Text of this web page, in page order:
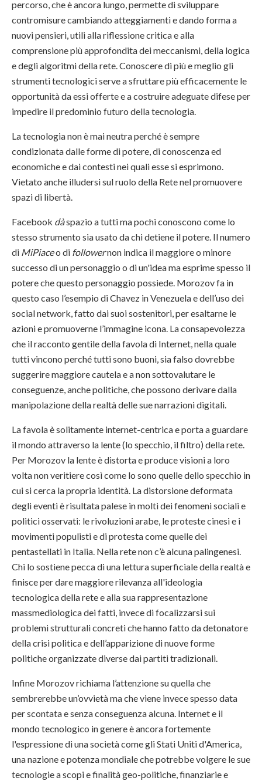
percorso, che è ancora lungo, permette di sviluppare
contromisure cambiando atteggiamenti e dando forma a
nuovi pensieri, utili alla riflessione critica e alla
comprensione più approfondita dei meccanismi, della logica
e degli algoritmi della rete. Conoscere di più e meglio gli
strumenti tecnologici serve a sfruttare più efficacemente le
opportunità da essi offerte e a costruire adeguate difese per
impedire il predominio futuro della tecnologia.
La tecnologia non è mai neutra perché è sempre
condizionata dalle forme di potere, di conoscenza ed
economiche e dai contesti nei quali esse si esprimono.
Vietato anche illudersi sul ruolo della Rete nel promuovere
spazi di libertà.
Facebook dàspazio a tutti ma pochi conoscono come lo
stesso strumento sia usato da chi detiene il potere. Il numero
di MiPiaceo di followernon indica il maggiore o minore
successo di un personaggio o di un'idea ma esprime spesso il
potere che questo personaggio possiede. Morozov fa in
questo caso l’esempio di Chavez in Venezuela e dell’uso dei
social network, fatto dai suoi sostenitori, per esaltarne le
azioni e promuoverne l’immagine icona. La consapevolezza
che il racconto gentile della favola di Internet, nella quale
tutti vincono perché tutti sono buoni, sia falso dovrebbe
suggerire maggiore cautela e a non sottovalutare le
conseguenze, anche politiche, che possono derivare dalla
manipolazione della realtà delle sue narrazioni digitali.
La favola è solitamente internet-centrica e porta a guardare
il mondo attraverso la lente (lo specchio, il filtro) della rete.
Per Morozov la lente è distorta e produce visioni a loro
volta non veritiere così come lo sono quelle dello specchio in
cui si cerca la propria identità. La distorsione deformata
degli eventi è risultata palese in molti dei fenomeni sociali e
politici osservati: le rivoluzioni arabe, le proteste cinesi e i
movimenti populisti e di protesta come quelle dei
pentastellati in Italia. Nella rete non c’è alcuna palingenesi.
Chi lo sostiene pecca di una lettura superficiale della realtà e
finisce per dare maggiore rilevanza all'ideologia
tecnologica della rete e alla sua rappresentazione
massmediologica dei fatti, invece di focalizzarsi sui
problemi strutturali concreti che hanno fatto da detonatore
della crisi politica e dell’apparizione di nuove forme
politiche organizzate diverse dai partiti tradizionali.
Infine Morozov richiama l’attenzione su quella che
sembrerebbe un’ovvietà ma che viene invece spesso data
per scontata e senza conseguenza alcuna. Internet e il
mondo tecnologico in genere è ancora fortemente
l'espressione di una società come gli Stati Uniti d'America,
una nazione e potenza mondiale che potrebbe volgere le sue
tecnologie a scopi e finalità geo-politiche, finanziarie e